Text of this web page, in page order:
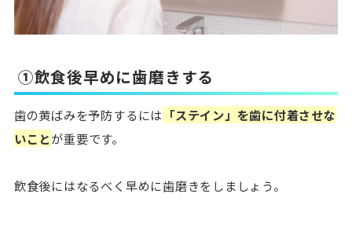
①飲食後早めに歯磨きする
歯の黄ばみを予防するには 「ステイン」を歯に付着させな
いことが重要です。
飲食後にはなるべく早めに歯磨きをしましょう。